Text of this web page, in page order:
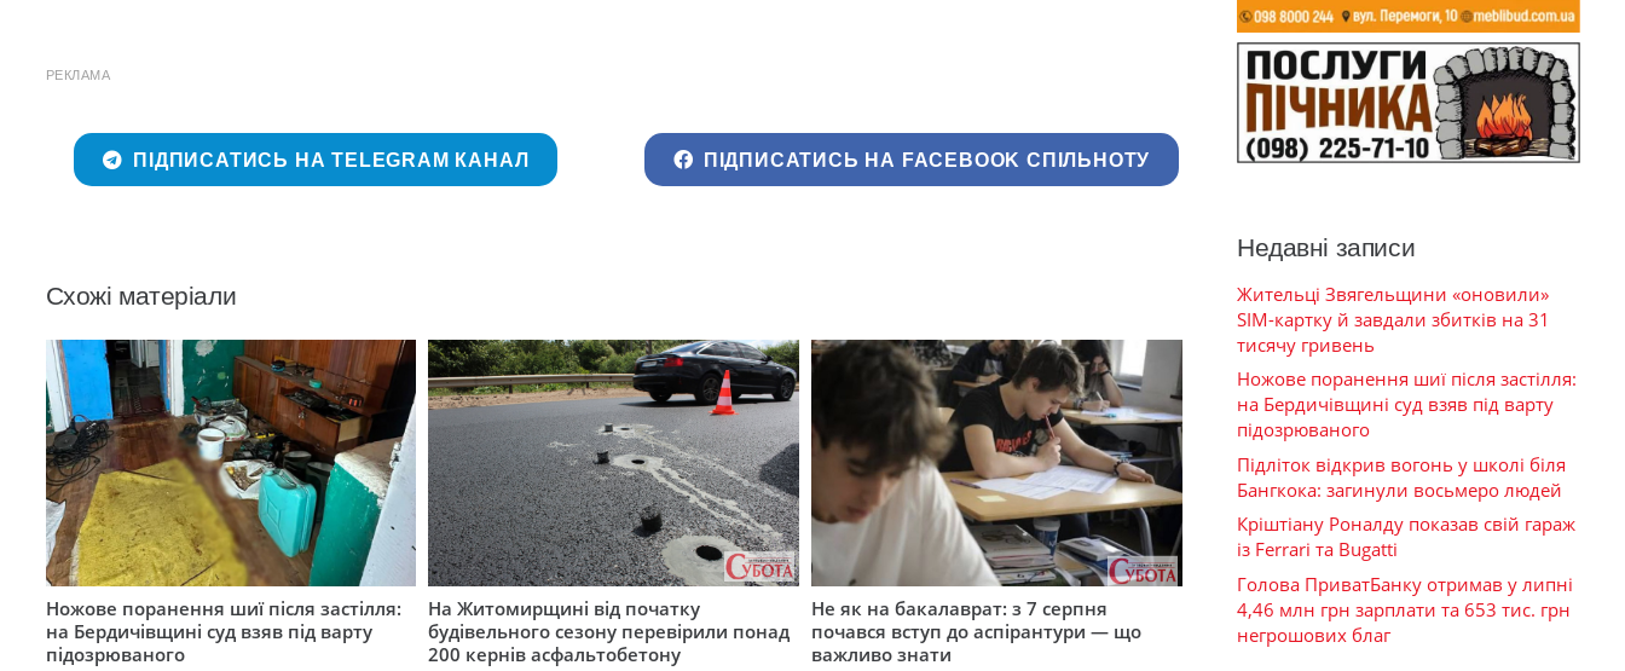
РЕКЛАМА
ПІДПИСАТИСЬ НА TELEGRAM КАНАЛ ПІДПИСАТИСЬ НА FACEBOOK СПІЛЬНОТУ
Схожі матеріали
Ножове поранення шиї після застілля:
на Бердичівщині суд взяв під варту
підозрюваного
На Житомирщині від початку
будівельного сезону перевірили понад
200 кернів асфальтобетону
Не як на бакалаврат: з 7 серпня
почався вступ до аспірантури — що
важливо знати
Недавні записи
Жительці Звягельщини «оновили»
SIM-картку й завдали збитків на 31
тисячу гривень
Ножове поранення шиї після застілля:
на Бердичівщині суд взяв під варту
підозрюваного
Підліток відкрив вогонь у школі біля
Бангкока: загинули восьмеро людей
Кріштіану Роналду показав свій гараж
із Ferrari та Bugatti
Голова ПриватБанку отримав у липні
4,46 млн грн зарплати та 653 тис. грн
негрошових благ